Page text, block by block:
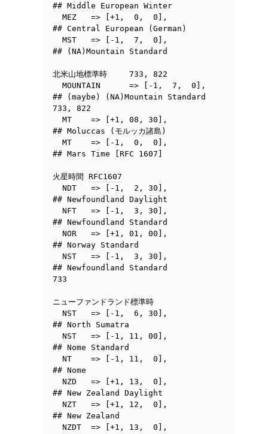
## Middle European Winter
  MEZ	=> [+1,  0,  0],
## Central European (German)
  MST	=> [-1,  7,  0],
## (NA)Mountain Standard
北米山地標準時	733, 822
  MOUNTAIN	=> [-1,  7,  0],
## (maybe) (NA)Mountain Standard
733, 822
  MT    => [+1, 08, 30],
## Moluccas (モルッカ諸島)
  MT	=> [-1,  0,  0],
## Mars Time [RFC 1607]
火星時間 RFC1607
  NDT	=> [-1,  2, 30],
## Newfoundland Daylight
  NFT	=> [-1,  3, 30],
## Newfoundland Standard
  NOR	=> [+1, 01, 00],
## Norway Standard
  NST	=> [-1,  3, 30],
## Newfoundland Standard
733
ニューファンドランド標準時
  NST	=> [-1,  6, 30],
## North Sumatra
  NST   => [-1, 11, 00],
## Nome Standard
  NT	=> [-1, 11,  0],
## Nome
  NZD	=> [+1, 13,  0],
## New Zealand Daylight
  NZT	=> [+1, 12,  0],
## New Zealand
  NZDT	=> [+1, 13,  0],